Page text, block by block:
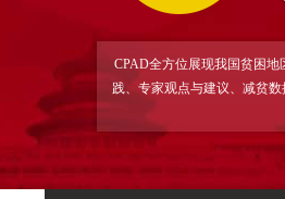
CPAD全方位展现我国贫困
践、专家观点与建议、减贫